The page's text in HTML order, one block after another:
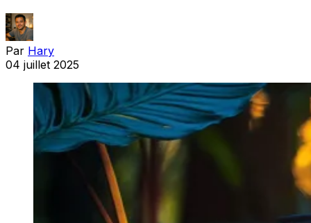
Par Hary
04 juillet 2025